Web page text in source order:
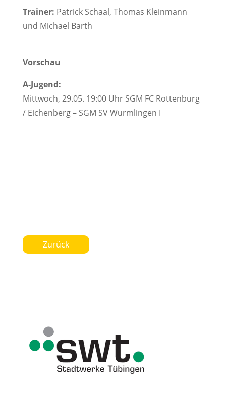
Trainer: Patrick Schaal, Thomas Kleinmann
und Michael Barth
Vorschau
A-Jugend:
Mittwoch, 29.05. 19:00 Uhr SGM FC Rottenburg
/ Eichenberg – SGM SV Wurmlingen I
Zurück